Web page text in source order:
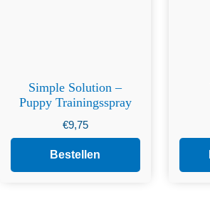
Simple Solution –
Puppy Trainingsspray
€9,75
Bestellen